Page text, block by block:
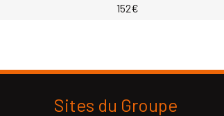
152€
Sites du Groupe